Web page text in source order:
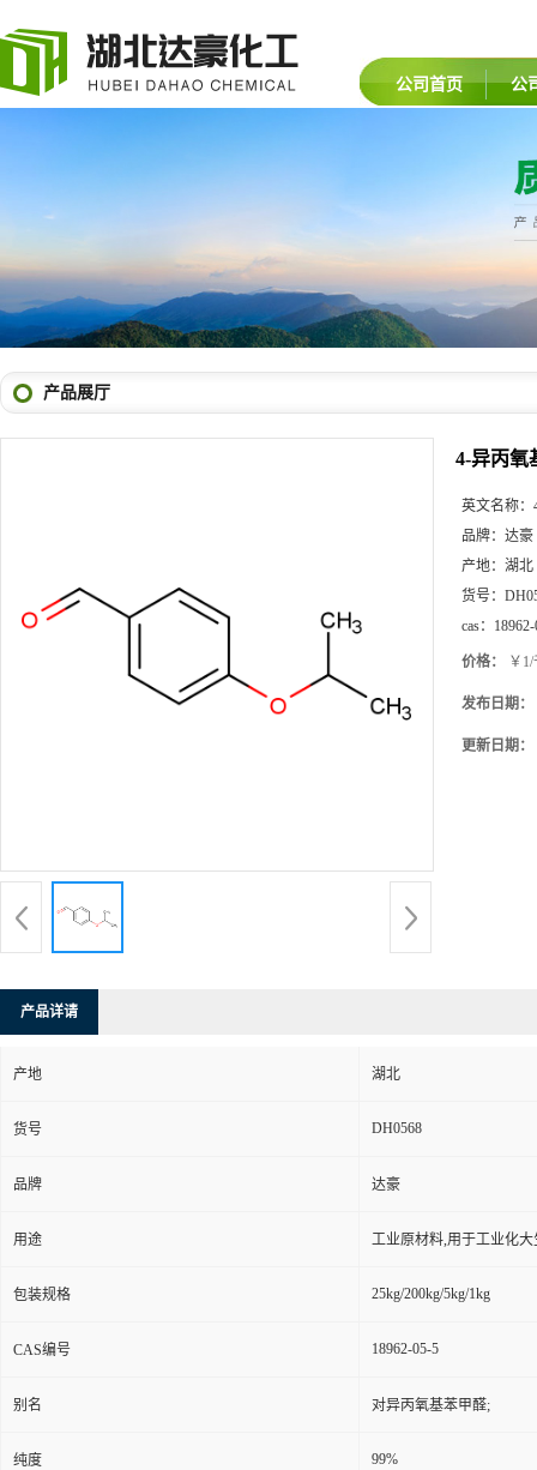
公司首页 公
产品展厅
4-异丙氧
英文名称：
品牌： 达豪
产地： 湖北
货号：
cas：
价格： ￥
发布日期：
更新日期：
产品详请
产地 湖北
货号 DH0568
品牌 达豪
用途 工业原材料,用于工业化大
包装规格 25kg/200kg/5kg/1kg
CAS编号 18962-05-5
别名 对异丙氧基苯甲醛;
纯度 99%